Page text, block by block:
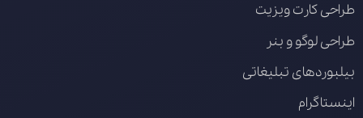
طراحی کارت ویزیت
طراحی لوگو و بنر
بیلبوردهای تبلیغاتی
اینستاگرام